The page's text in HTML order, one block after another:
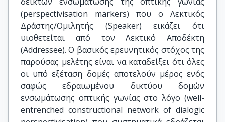
(perspectivisation markers) που ο Λεκτικός
Δράστης/Ομιλητής (Speaker) εικάζει ότι
υιοθετείται από τον Λεκτικό Αποδέκτη
(Addressee). Ο βασικός ερευνητικός στόχος της
παρούσας μελέτης είναι να καταδείξει ότι όλες
οι υπό εξέταση δομές αποτελούν μέρος ενός
σαφώς εδραιωμένου δικτύου δομών
ενσωμάτωσης οπτικής γωνίας στο λόγο (well-
entrenched constructional network of dialogic